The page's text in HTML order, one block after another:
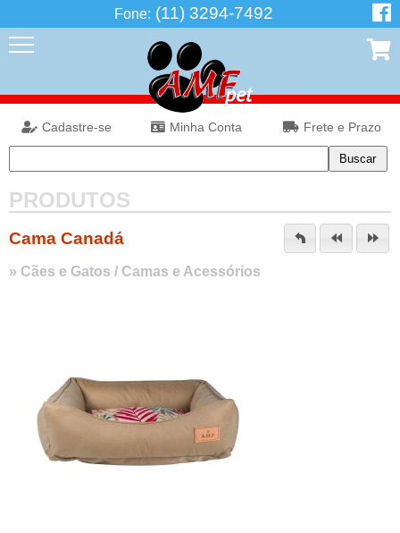
Fone: (11) 3294-7492
Cadastre-se Minha Conta Frete e Prazo
PRODUTOS
Cama Canadá
» Cães e Gatos / Camas e Acessórios